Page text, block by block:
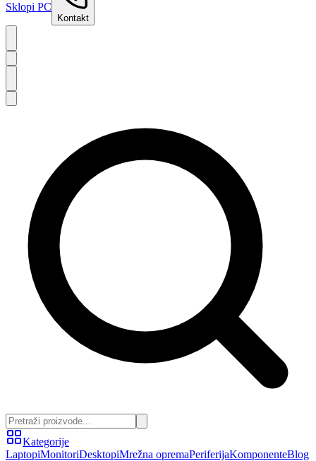
Sklopi PC
Kontakt
Kategorije
LaptopiMonitoriDesktopiMrežna opremaPeriferijaKomponenteBlog